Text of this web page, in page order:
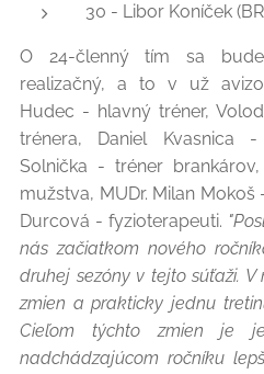
30 - Libor Koníček
O 24-členný tím sa
realizačný, a to v už
Hudec - hlavný tréner,
trénera, Daniel Kvasnica
Solnička - tréner
mužstva, MUDr. Milan Mokoš
Durcová - fyzioterapeuti.
nás začiatkom nového
druhej sezóny v tejto súťaži.
zmien a prakticky jednu
Cieľom týchto zmien je
nadchádzajúcom ročníku